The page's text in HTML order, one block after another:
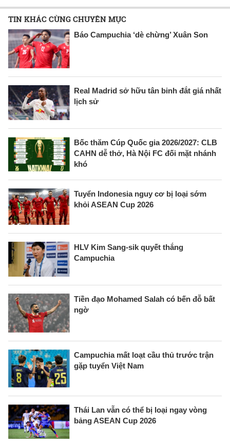
TIN KHÁC CÙNG CHUYÊN MỤC
Báo Campuchia ‘dè chừng’ Xuân Son
Real Madrid sở hữu tân binh đắt giá nhất
lịch sử
Bốc thăm Cúp Quốc gia 2026/2027: CLB
CAHN dễ thở, Hà Nội FC đối mặt nhánh
khó
Tuyển Indonesia nguy cơ bị loại sớm
khỏi ASEAN Cup 2026
HLV Kim Sang-sik quyết thắng
Campuchia
Tiền đạo Mohamed Salah có bến đỗ bất
ngờ
Campuchia mất loạt cầu thủ trước trận
gặp tuyển Việt Nam
Thái Lan vẫn có thể bị loại ngay vòng
bảng ASEAN Cup 2026